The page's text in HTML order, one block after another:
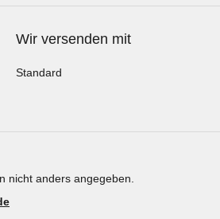
Wir versenden mit
Standard
nicht anders angegeben.